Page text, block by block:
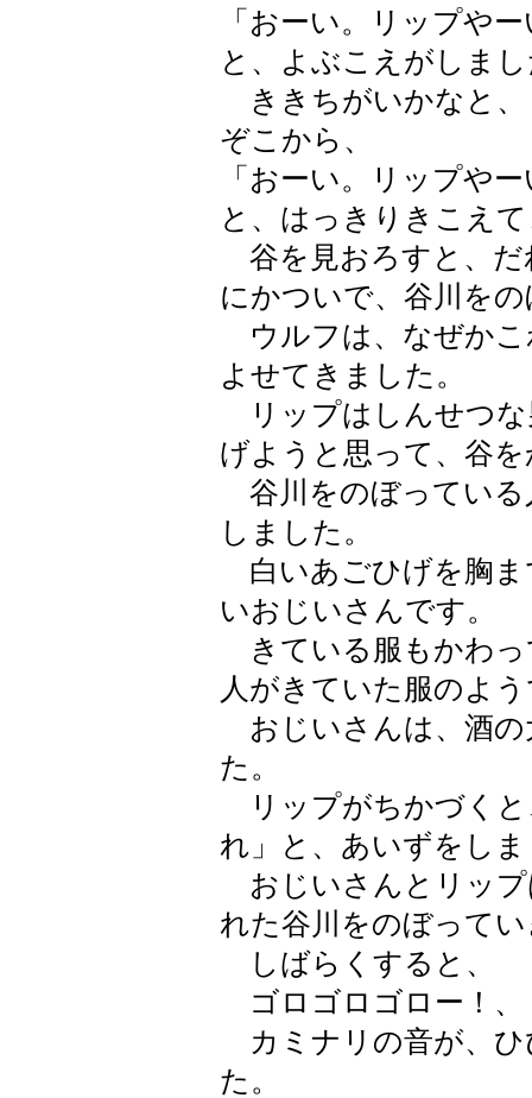
「おーい。リップや
と、よぶこえがしま
ききちがいかなと、
ぞこから、
「おーい。リップや
と、はっきりきこえ
谷を見おろすと、だ
にかついで、谷川を
ウルフは、なぜかこ
よせてきました。
リップはしんせつな
げようと思って、谷
谷川をのぼっている
しました。
白いあごひげを胸ま
いおじいさんです。
きている服もかわっ
人がきていた服のよ
おじいさんは、酒の
た。
リップがちかづくと
れ」と、あいずをし
おじいさんとリップ
れた谷川をのぼって
しばらくすると、
ゴロゴロゴロー！、
カミナリの音が、ひ
た。